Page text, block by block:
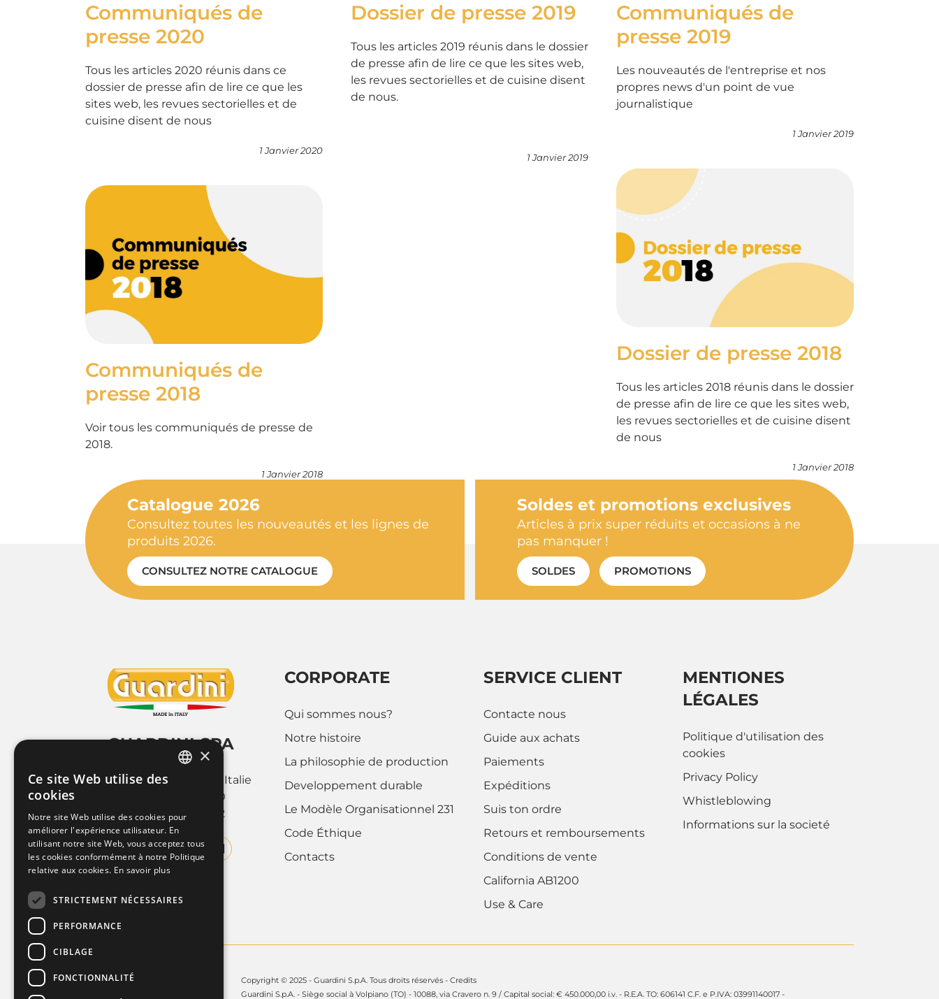
Communiqués de
presse 2020
Tous les articles 2020 réunis dans ce
dossier de presse afin de lire ce que les
sites web, les revues sectorielles et de
cuisine disent de nous
1 Janvier 2020
Dossier de presse 2019
Tous les articles 2019 réunis dans le dossier
de presse afin de lire ce que les sites web,
les revues sectorielles et de cuisine disent
de nous.
1 Janvier 2019
Communiqués de
presse 2019
Les nouveautés de l'entreprise et nos
propres news d'un point de vue
journalistique
1 Janvier 2019
Dossier de presse 2018
Tous les articles 2018 réunis dans le dossier
de presse afin de lire ce que les sites web,
les revues sectorielles et de cuisine disent
de nous
1 Janvier 2018
Communiqués de
presse 2018
Voir tous les communiqués de presse de
2018.
1 Janvier 2018
Catalogue 2026
Consultez toutes les nouveautés et les lignes de
produits 2026.
CONSULTEZ NOTRE CATALOGUE
Soldes et promotions exclusives
Articles à prix super réduits et occasions à ne
pas manquer !
SOLDES PROMOTIONS
GUARDINI SPA
Via Cravero 9
10088 Volpiano (Torino), Italie
Tel. +39 011.9952890
Fax +39 011.9952142
CORPORATE
Qui sommes nous?
Notre histoire
La philosophie de production
Developpement durable
Le Modèle Organisationnel 231
Code Éthique
Contacts
SERVICE CLIENT
Contacte nous
Guide aux achats
Paiements
Expéditions
Suis ton ordre
Retours et remboursements
Conditions de vente
California AB1200
Use & Care
MENTIONES
LÉGALES
Politique d'utilisation des
cookies
Privacy Policy
Whistleblowing
Informations sur la societé
Copyright © 2025 - Guardini S.p.A. Tous droits réservés - Credits
Guardini S.p.A. - Siège social à Volpiano (TO) - 10088, via Cravero n. 9 / Capital social: € 450.000,00 i.v. - R.E.A. TO: 606141 C.F. e P.IVA: 03991140017 -
×
Ce site Web utilise des
cookies
Notre site Web utilise des cookies pour
améliorer l'expérience utilisateur. En
utilisant notre site Web, vous acceptez tous
les cookies conformément à notre Politique
relative aux cookies. En savoir plus
STRICTEMENT NÉCESSAIRES
PERFORMANCE
CIBLAGE
FONCTIONNALITÉ